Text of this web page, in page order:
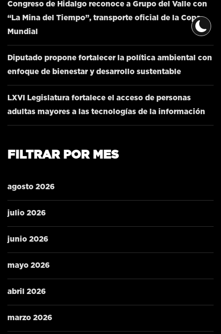
Congreso de Hidalgo reconoce a Grupo del Valle con
“La Mina del Tiempo”, transporte oficial de la Copa
Mundial
Diputado propone fortalecer la política ambiental con
enfoque de bienestar y desarrollo sustentable
LXVI Legislatura fortalece el acceso de personas
adultas mayores a las tecnologías de la información
FILTRAR POR MES
agosto 2026
julio 2026
junio 2026
mayo 2026
abril 2026
marzo 2026